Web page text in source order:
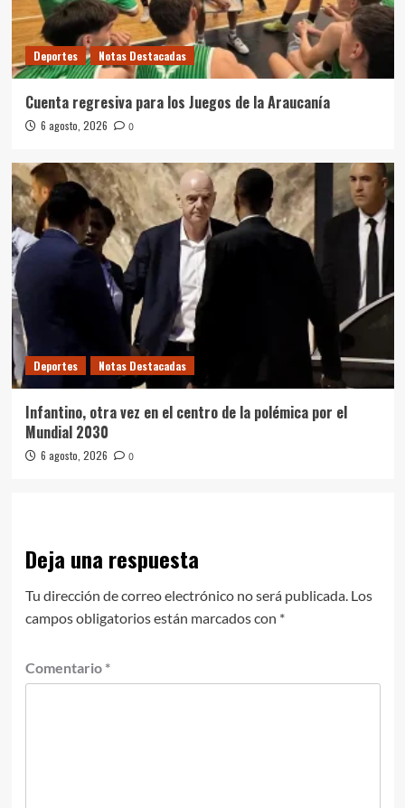
Deportes Notas Destacadas
Cuenta regresiva para los Juegos de la Araucanía
6 agosto, 2026 0
Deportes Notas Destacadas
Infantino, otra vez en el centro de la polémica por el
Mundial 2030
6 agosto, 2026 0
Deja una respuesta
Tu dirección de correo electrónico no será publicada. Los
campos obligatorios están marcados con *
Comentario *